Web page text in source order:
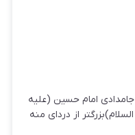
جامدادی امام حسین (علیه
السلام)بزرگتر از دردای منه